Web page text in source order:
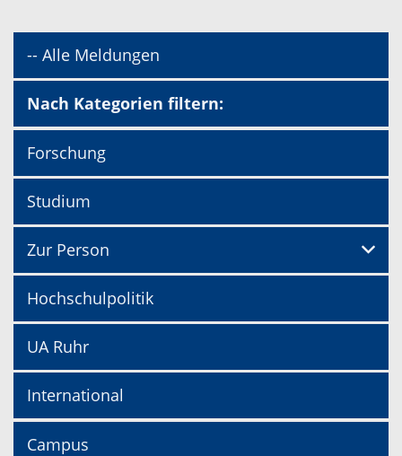
-- Alle Meldungen
Nach Kategorien filtern:
Forschung
Studium
Zur Person
Hochschulpolitik
UA Ruhr
International
Campus